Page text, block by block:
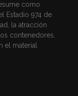
como
Estadio 974 de
la atracción
contenedores,
el material